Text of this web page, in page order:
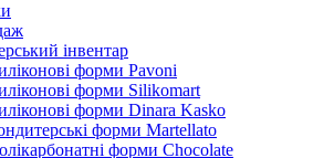
інвентар
форми Pavoni
форми Silikomart
форми Dinara Kasko
форми Martellato
форми Chocolate